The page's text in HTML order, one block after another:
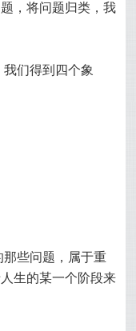
，将问题归类，我
们得到四个象
些问题，属于重
生的某一个阶段来